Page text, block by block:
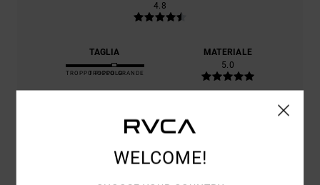
4.8
TAGLIA
TROPPO PICCOLO
TROPPO GRANDE
MATERIALE
5.0
5.0
WELCOME!